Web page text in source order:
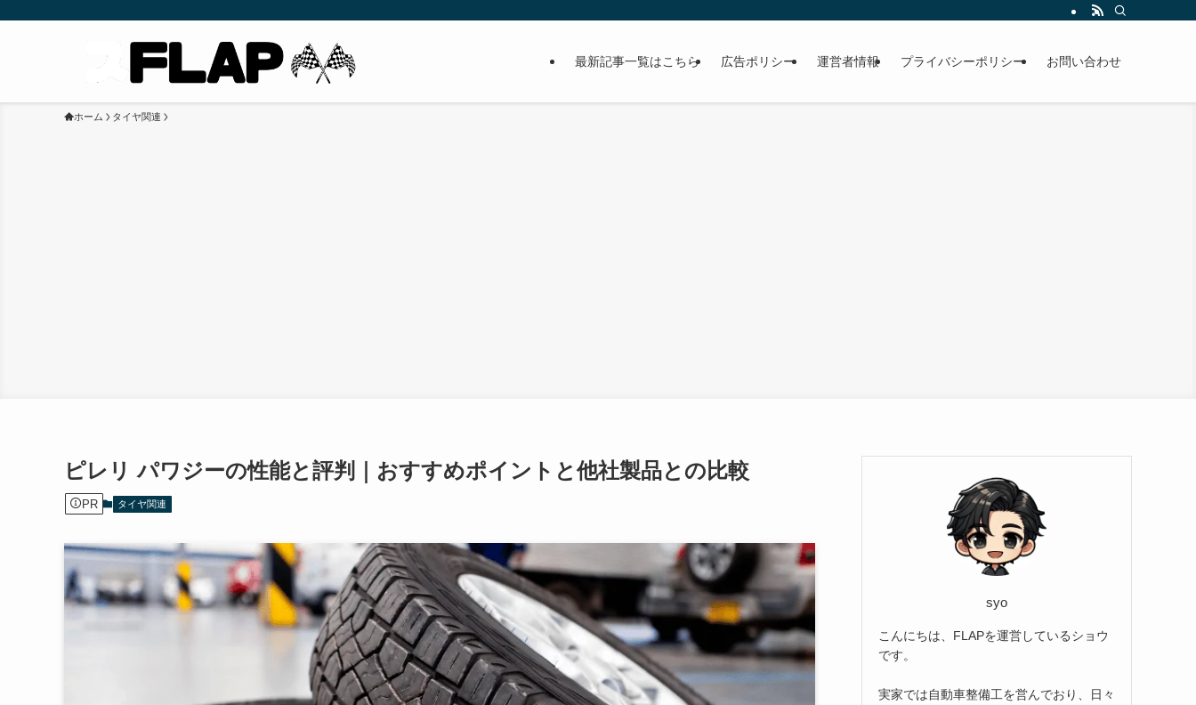
最新記事一覧はこちら 広告ポリシー 運営者情報 プライバシーポリシー お問い合わせ
ホーム タイヤ関連
ピレリ パワジーの性能と評判｜おすすめポイントと他社製品との比較
PR タイヤ関連
syo
こんにちは、FLAPを運営しているショウ
です。
実家では自動車整備工を営んでおり、日々